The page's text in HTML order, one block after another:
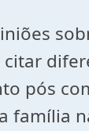
pós
família